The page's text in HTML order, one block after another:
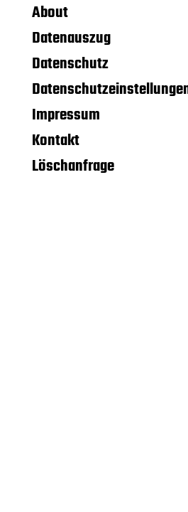
About
Datenauszug
Datenschutz
Impressum
Kontakt
Löschanfrage